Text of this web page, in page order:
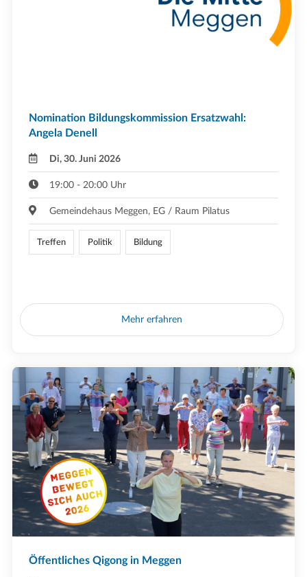
Nomination Bildungskommission Ersatzwahl:
Angela Denell
Di, 30. Juni 2026
19:00 - 20:00 Uhr
Gemeindehaus Meggen, EG / Raum Pilatus
Treffen Politik Bildung
Mehr erfahren
Öffentliches Qigong in Meggen